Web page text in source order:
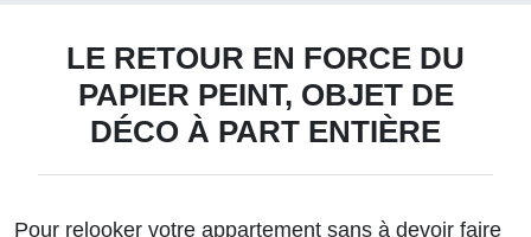
LE RETOUR EN FORCE DU
PAPIER PEINT, OBJET DE
DÉCO À PART ENTIÈRE
Pour relooker votre appartement sans à devoir faire